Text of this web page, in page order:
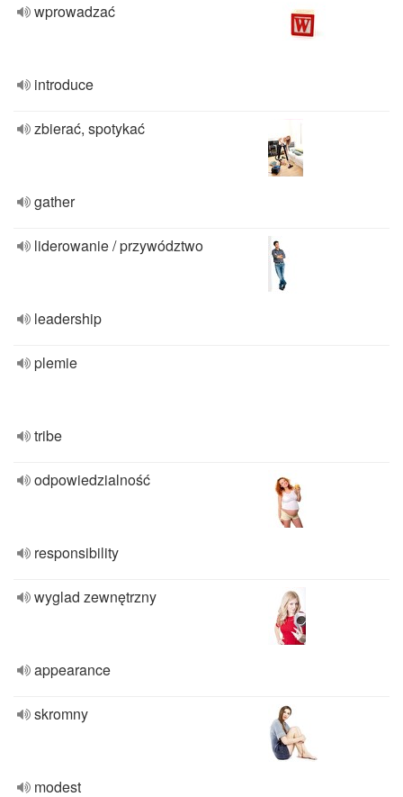
wprowadzać
introduce
zbierać, spotykać
gather
liderowanie / przywództwo
leadership
plemie
tribe
odpowiedzialność
responsibility
wyglad zewnętrzny
appearance
skromny
modest